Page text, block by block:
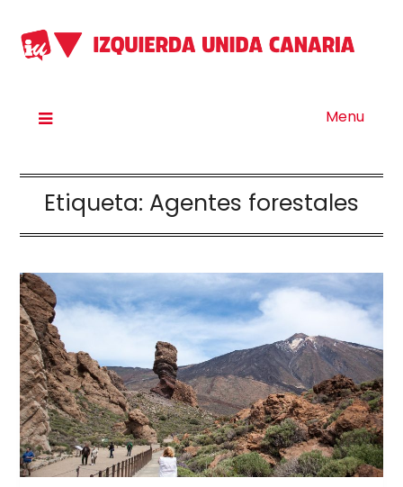
Menu
Etiqueta: Agentes forestales